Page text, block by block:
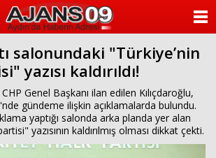
salonundaki "Türkiye’nin
yazısı kaldırıldı!
Genel Başkanı ilan edilen Kılıçdaroğlu,
gündeme ilişkin açıklamalarda bulundu.
yaptığı salonda arka planda yer alan
yazısının kaldırılmış olması dikkat çekti.
KATEGORİLER
ANKETLER